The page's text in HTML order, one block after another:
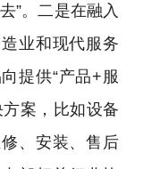
”。二是在融入
业和现代服务
提供“产品+服
案，比如设备
、安装、售后